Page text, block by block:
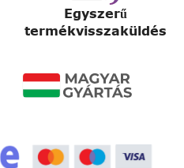
Egyszerű
termékvisszaküldés